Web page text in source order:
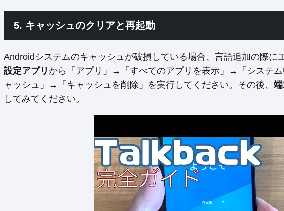
5. キャッシュのクリアと再起動
Androidシステムのキャッシュが破損している場合、言語追加の際に
設定アプリ から「アプリ」→「すべてのアプリを表示」→「システム
ャッシュ」→「キャッシュを削除」を実行してください。その後、
してみてください。